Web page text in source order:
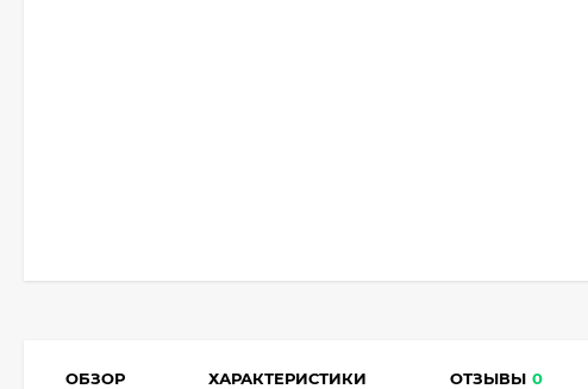
ОБЗОР ХАРАКТЕРИСТИКИ ОТЗЫВЫ 0